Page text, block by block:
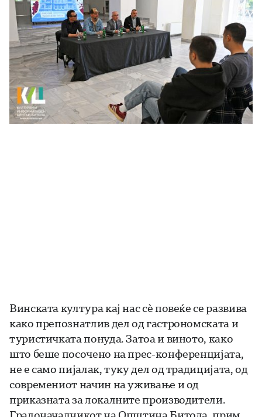
Винската култура кај нас сè повеќе се развива
како препознатлив дел од гастрономската и
туристичката понуда. Затоа и виното, како
што беше посочено на прес-конференцијата,
не е само пијалак, туку дел од традицијата, од
современиот начин на уживање и од
приказната за локалните производители.